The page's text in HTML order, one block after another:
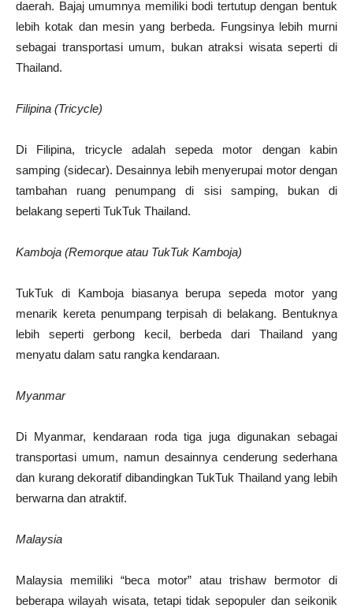
daerah. Bajaj umumnya memiliki bodi tertutup dengan bentuk
lebih kotak dan mesin yang berbeda. Fungsinya lebih murni
sebagai transportasi umum, bukan atraksi wisata seperti di
Thailand.
Filipina (Tricycle)
Di Filipina, tricycle adalah sepeda motor dengan kabin
samping (sidecar). Desainnya lebih menyerupai motor dengan
tambahan ruang penumpang di sisi samping, bukan di
belakang seperti TukTuk Thailand.
Kamboja (Remorque atau TukTuk Kamboja)
TukTuk di Kamboja biasanya berupa sepeda motor yang
menarik kereta penumpang terpisah di belakang. Bentuknya
lebih seperti gerbong kecil, berbeda dari Thailand yang
menyatu dalam satu rangka kendaraan.
Myanmar
Di Myanmar, kendaraan roda tiga juga digunakan sebagai
transportasi umum, namun desainnya cenderung sederhana
dan kurang dekoratif dibandingkan TukTuk Thailand yang lebih
berwarna dan atraktif.
Malaysia
Malaysia memiliki “beca motor” atau trishaw bermotor di
beberapa wilayah wisata, tetapi tidak sepopuler dan seikonik